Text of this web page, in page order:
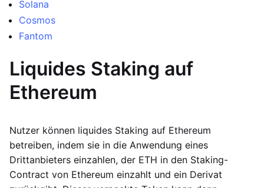
Solana
Cosmos
Fantom
Liquides Staking auf
Ethereum
Nutzer können liquides Staking auf Ethereum
betreiben, indem sie in die Anwendung eines
Drittanbieters einzahlen, der ETH in den Staking-
Contract von Ethereum einzahlt und ein Derivat